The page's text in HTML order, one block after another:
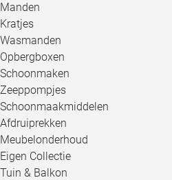
Manden
Kratjes
Wasmanden
Opbergboxen
Schoonmaken
Zeeppompjes
Schoonmaakmiddelen
Afdruiprekken
Meubelonderhoud
Eigen Collectie
Tuin & Balkon